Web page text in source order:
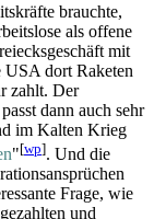
brauchte,
als offene
mit
USA dort Raketen
zahlt. Der
dann auch sehr
im Kalten Krieg
"[wp]. Und die
Frage, wie
und